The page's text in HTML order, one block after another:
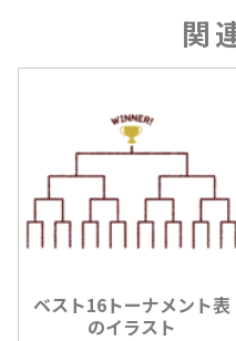
関
ベスト16トーナメント表
のイラスト